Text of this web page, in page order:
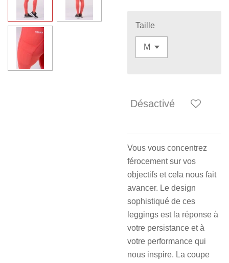
Taille
Désactivé
Vous vous concentrez
férocement sur vos
objectifs et cela nous fait
avancer. Le design
sophistiqué de ces
leggings est la réponse à
votre persistance et à
votre performance qui
nous inspire. La coupe